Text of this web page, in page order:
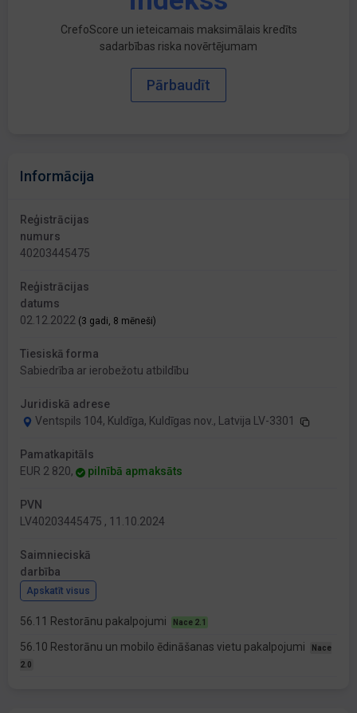
CrefoScore un ieteicamais maksimālais kredīts
sadarbības riska novērtējumam
Pārbaudīt
Informācija
Reģistrācijas
numurs
40203445475
Reģistrācijas
datums
02.12.2022 (3 gadi, 8 mēneši)
Tiesiskā forma
Sabiedrība ar ierobežotu atbildību
Juridiskā adrese
Ventspils 104, Kuldīga, Kuldīgas nov., Latvija LV-3301
Pamatkapitāls
EUR 2 820,
pilnībā apmaksāts
PVN
LV40203445475 , 11.10.2024
Saimnieciskā
darbība
Apskatīt visus
56.11 Restorānu pakalpojumi Nace 2.1
56.10 Restorānu un mobilo ēdināšanas vietu pakalpojumi
Nace
2.0